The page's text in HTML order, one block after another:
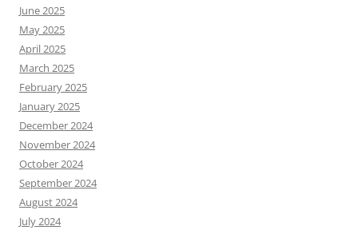
June 2025
May 2025
April 2025
March 2025
February 2025
January 2025
December 2024
November 2024
October 2024
September 2024
August 2024
July 2024